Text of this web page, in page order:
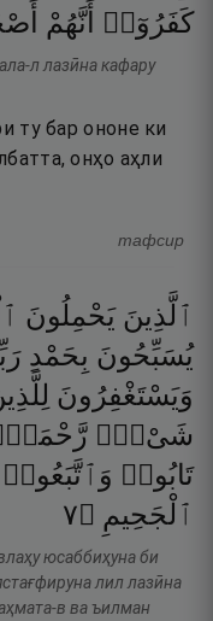
كَفَرُوٓا۟ أَنَّهُمْ
л лазӣна кафару
ту бар ононе ки
онҳо аҳли
тафсир
ٱلَّذِينَ يَحْمِلُونَ
يُسَبِّحُونَ بِحَمْدِ
وَيَسْتَغْفِرُونَ
شَىْءٍۢ
تَابُوا۟ وَٱتَّبَعُوا۟
ٱلْجَحِيمِ ۝٧
юсаббиҳуна би
лил лазӣна
в ва ъилман